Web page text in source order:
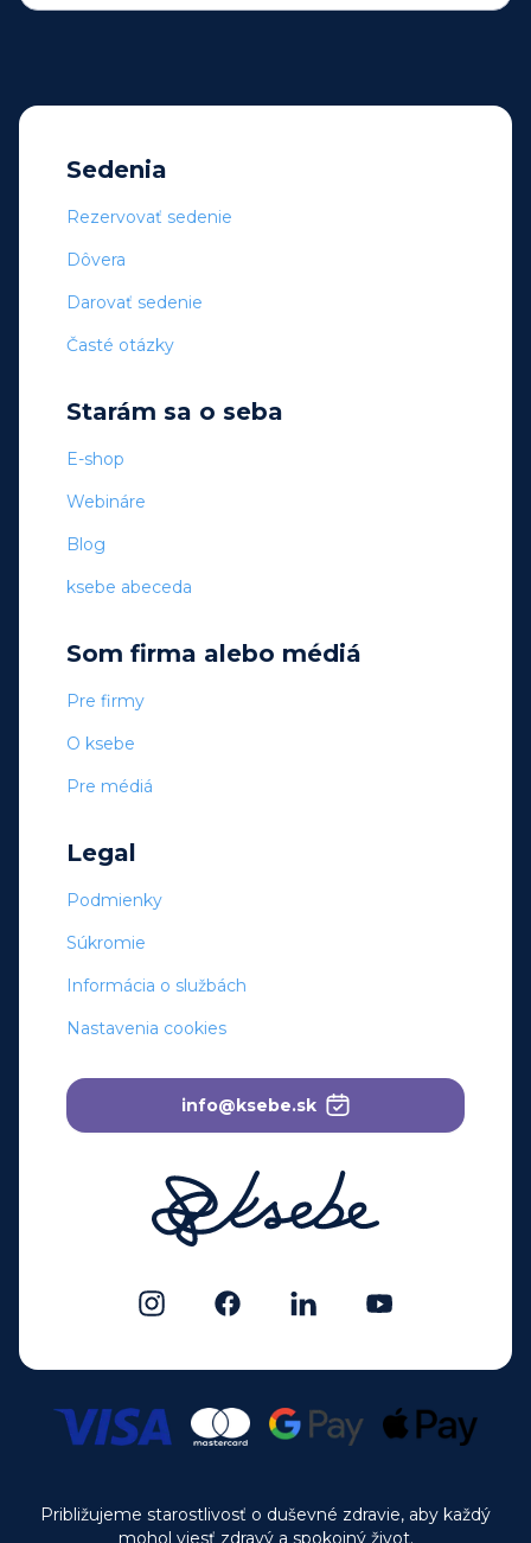
Sedenia
Rezervovať sedenie
Dôvera
Darovať sedenie
Časté otázky
Starám sa o seba
E-shop
Webináre
Blog
ksebe abeceda
Som firma alebo médiá
Pre firmy
O ksebe
Pre médiá
Legal
Podmienky
Súkromie
Informácia o službách
Nastavenia cookies
info@ksebe.sk
Približujeme starostlivosť o duševné zdravie, aby každý
mohol viesť zdravý a spokojný život.